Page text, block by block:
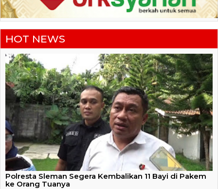
HOT NEWS
Polresta Sleman Segera Kembalikan 11 Bayi di Pakem
ke Orang Tuanya